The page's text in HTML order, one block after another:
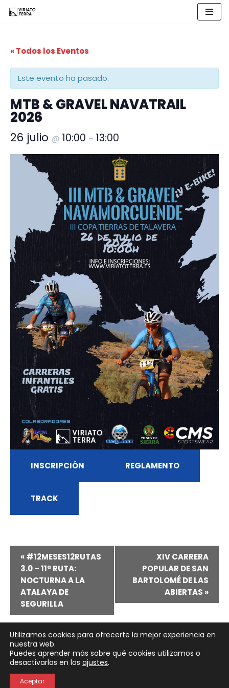
contenido
« Todos los Eventos
Este evento ha pasado.
MTB & GRAVEL NAVATRAIL
2026
26 julio @ 10:00 – 13:00
INSCRIPCIÓN REGLAMENTO
TRACK
Navegación
del
Evento
«#12MESES12RUTAS
3.0 – 11ª RUTA:
NOCTURNA A LA
ATALAYA DE
SEGURILLA
XIV CARRERA
POPULAR DE SAN
BARTOLOMÉ DE LAS
ABIERTAS »
Neve| Funciona gracias aWordPress
Política de Privacidad
Utilizamos cookies para ofrecerte la mejor experiencia en
nuestra web.
Puedes aprender más sobre qué cookies utilizamos o
desactivarlas en los ajustes.
Aceptar